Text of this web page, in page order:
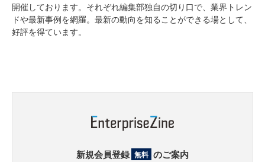
開催しております。それぞれ編集部独自の切り口で、業界トレン
ドや最新事例を網羅。最新の動向を知ることができる場として、
好評を得ています。
新規会員登録 無料 のご案内